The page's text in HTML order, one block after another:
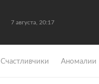
7 августа, 20:17
Счастливчики Аномалии